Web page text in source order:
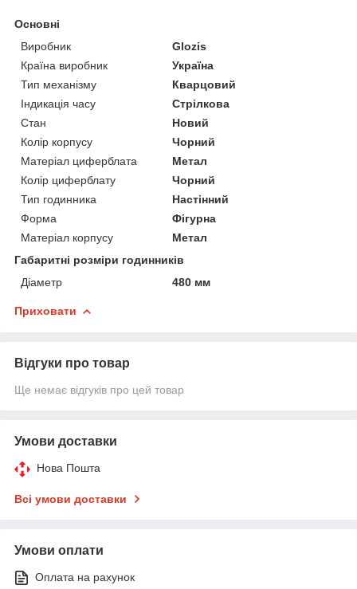
Основні
Виробник
Glozis
Країна виробник
Україна
Тип механізму
Кварцовий
Індикація часу
Стрілкова
Стан
Новий
Колір корпусу
Чорний
Матеріал циферблата
Метал
Колір циферблату
Чорний
Тип годинника
Настінний
Форма
Фігурна
Матеріал корпусу
Метал
Габаритні розміри годинників
Діаметр
480 мм
Приховати
Відгуки про товар
Ще немає відгуків про цей товар
Умови доставки
Нова Пошта
Всі умови доставки
Умови оплати
Оплата на рахунок